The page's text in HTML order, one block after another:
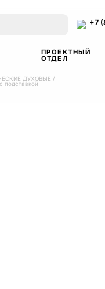
+7
ПРОЕКТНЫЙ
ОТДЕЛ
ДУХОВЫЕ /
подставкой